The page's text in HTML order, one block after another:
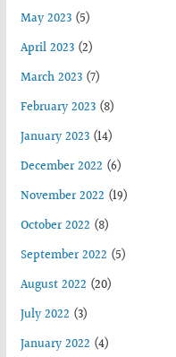
May 2023(5)
April 2023(2)
March 2023(7)
February 2023(8)
January 2023(14)
December 2022 (6)
November 2022 (19)
October 2022 (8)
September 2022 (5)
August 2022 (20)
July 2022 (3)
January 2022 (4)